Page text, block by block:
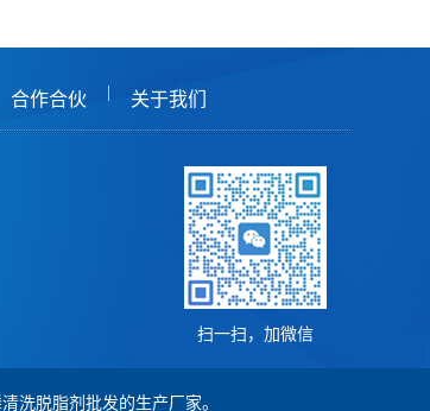
合作合伙 关于我们
扫一扫，加微信
洗脱脂剂批发的生产厂家。